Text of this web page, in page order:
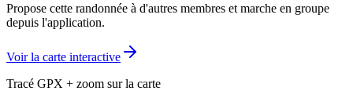
Propose cette randonnée à d'autres membres et marche en groupe
depuis l'application.
Voir la carte interactive
Tracé GPX + zoom sur la carte